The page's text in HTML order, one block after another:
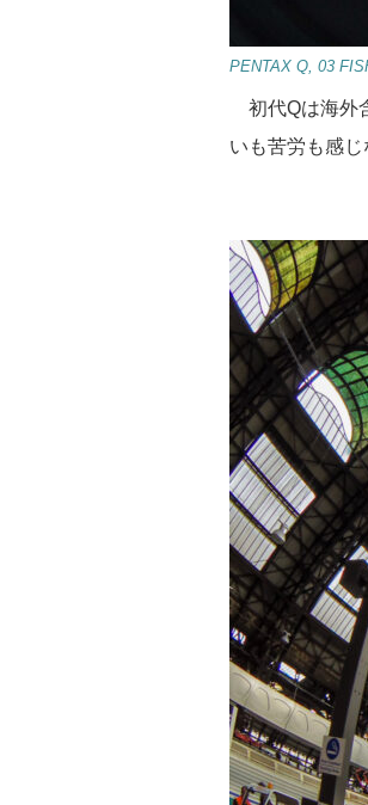
PENTAX Q, 03
初代Qは海外
いも苦労も感じ